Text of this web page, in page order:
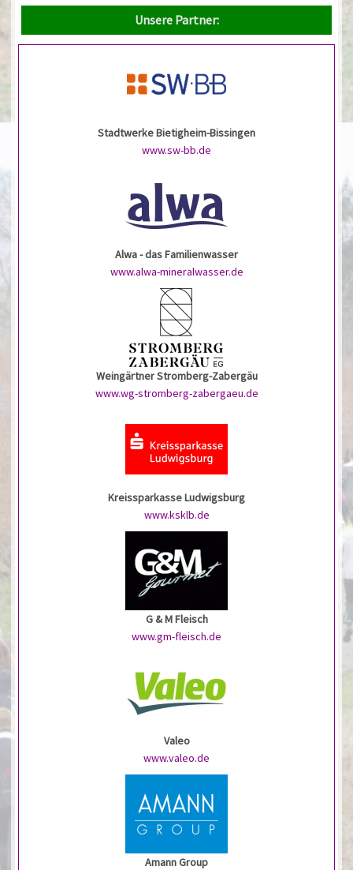
Unsere Partner:
Stadtwerke Bietigheim-Bissingen
www.sw-bb.de
Alwa - das Familienwasser
www.alwa-mineralwasser.de
Weingärtner Stromberg-Zabergäu
www.wg-stromberg-zabergaeu.de
Kreissparkasse Ludwigsburg
www.ksklb.de
G & M Fleisch
www.gm-fleisch.de
Valeo
www.valeo.de
Amann Group